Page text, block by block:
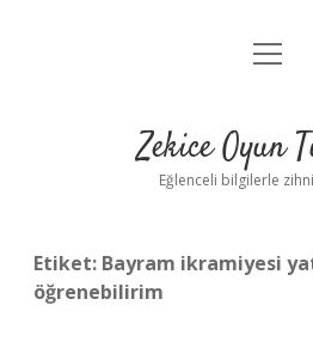
Anasayfa
Yasal
menüyü
Zekice Oyun
Eğlenceli bilgilerle
Etiket: Bayram ikramiyesi
öğrenebilirim